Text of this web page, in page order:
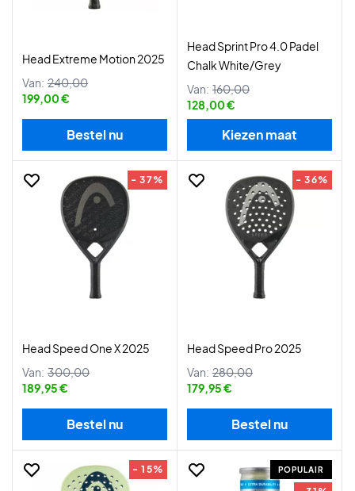
Head Extreme Motion 2025
Van: 240,00
199,00 €
Bestel nu
Head Sprint Pro 4.0 Padel
Chalk White/Grey
Van: 160,00
128,00 €
Kiezen maat
- 37%
Head Speed One X 2025
Van: 300,00
189,95 €
Bestel nu
- 36%
Head Speed Pro 2025
Van: 280,00
179,95 €
Bestel nu
- 15% POPULAIR